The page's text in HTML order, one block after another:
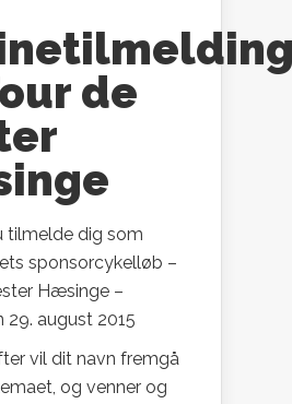
de
tilmelde dig som
sponsorcykelløb –
Hæsinge –
29. august 2015
vil dit navn fremgå
og venner og